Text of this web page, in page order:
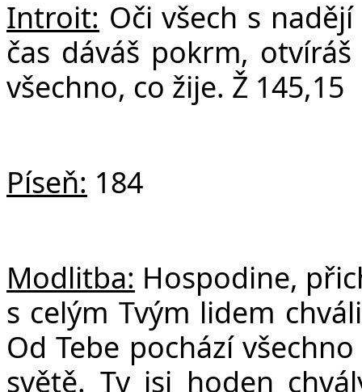
Introit: Oči všech s
čas dáváš pokrm,
všechno, co žije. Ž 145,15
Píseň: 184
Modlitba: Hospodine,
s celým Tvým lidem
Od Tebe pochází
světě. Ty jsi hoden